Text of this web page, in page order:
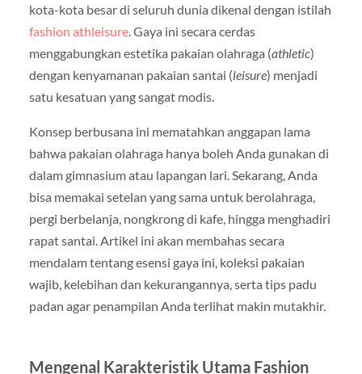
kota-kota besar di seluruh dunia dikenal dengan istilah
fashion athleisure. Gaya ini secara cerdas
menggabungkan estetika pakaian olahraga (athletic)
dengan kenyamanan pakaian santai (leisure) menjadi
satu kesatuan yang sangat modis.
Konsep berbusana ini mematahkan anggapan lama
bahwa pakaian olahraga hanya boleh Anda gunakan di
dalam gimnasium atau lapangan lari. Sekarang, Anda
bisa memakai setelan yang sama untuk berolahraga,
pergi berbelanja, nongkrong di kafe, hingga menghadiri
rapat santai. Artikel ini akan membahas secara
mendalam tentang esensi gaya ini, koleksi pakaian
wajib, kelebihan dan kekurangannya, serta tips padu
padan agar penampilan Anda terlihat makin mutakhir.
Mengenal Karakteristik Utama Fashion